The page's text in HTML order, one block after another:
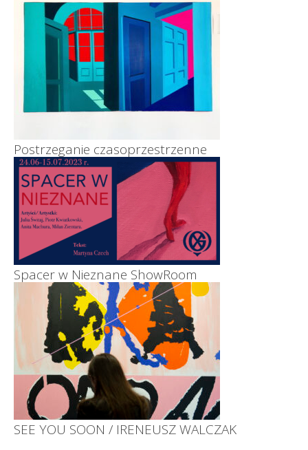
Postrzeganie czasoprzestrzenne
Spacer w Nieznane ShowRoom
SEE YOU SOON / IRENEUSZ WALCZAK